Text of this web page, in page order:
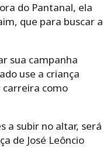
do Pantanal, ela
que para buscar a
sua campanha
use a criança
carreira como
a subir no altar, será
de José Leôncio